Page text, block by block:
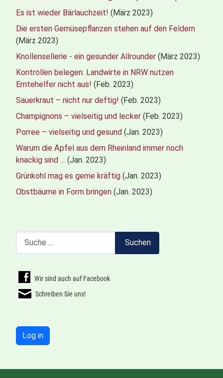
Es ist wieder Bärlauchzeit! (März 2023)
Die ersten Gemüsepflanzen stehen auf den Feldern
(März 2023)
Knollensellerie - ein gesunder Allrounder (März 2023)
Kontrollen belegen: Landwirte in NRW nutzen
Erntehelfer nicht aus! (Feb. 2023)
Sauerkraut – nicht nur deftig! (Feb. 2023)
Champignons – vielseitig und lecker (Feb. 2023)
Porree – vielseitig und gesund (Jan. 2023)
Warum die Äpfel aus dem Rheinland immer noch
knackig sind … (Jan. 2023)
Grünkohl mag es gerne kräftig (Jan. 2023)
Obstbäume in Form bringen (Jan. 2023)
Suchen
Wir sind auch auf Facebook
Schreiben Sie uns!
Log in